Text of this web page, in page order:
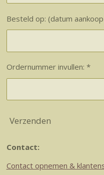
Besteld op: (datum
Ordernummer invullen: *
Verzenden
Contact:
Contact opnemen &